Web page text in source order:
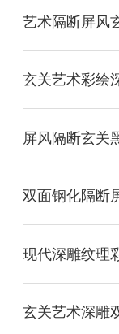
艺术隔断屏风
玄关艺术彩绘
屏风隔断玄关
双面钢化隔断
现代深雕纹理
玄关艺术深雕